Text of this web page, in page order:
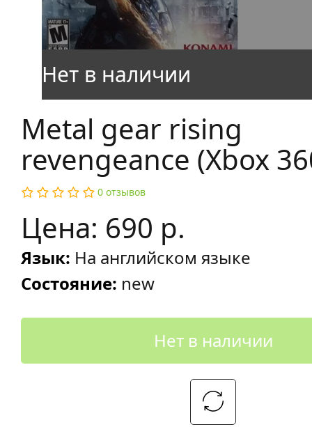
Metal gear rising
revengeance (Xbox
0 отзывов
Цена: 690 р.
Язык: На английском языке
Состояние: new
Нет в наличии